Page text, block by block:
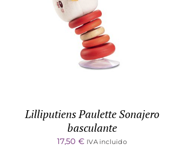
DETALLES
Lilliputiens Paulette Sonajero
basculante
17,50 € IVA incluido